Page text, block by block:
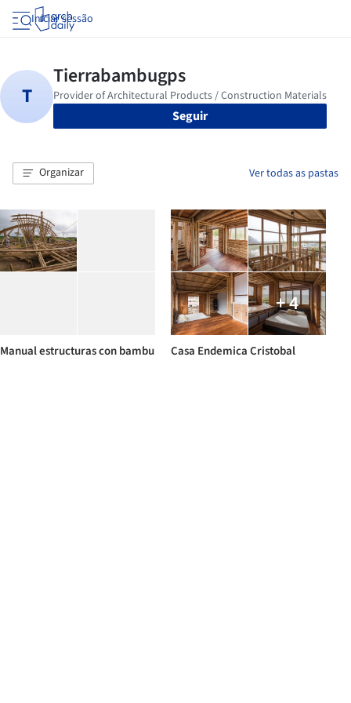
Iniciar sessão
Seguir
Organizar Ver todas as pastas
Manual estructuras con bambu
+ 4
Casa Endemica Cristobal